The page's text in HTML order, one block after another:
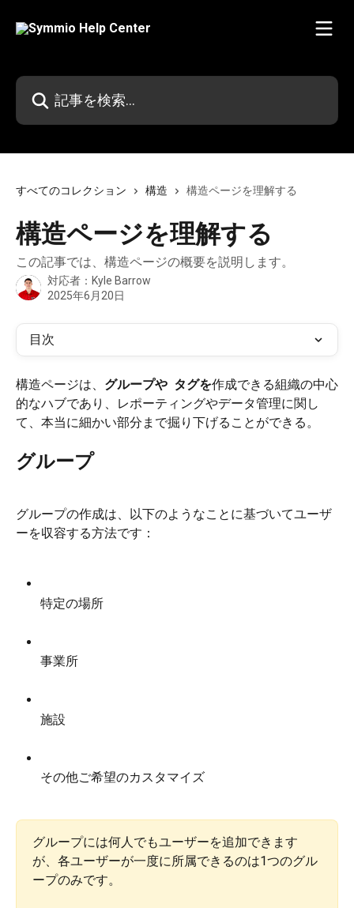
記事を検索...
すべてのコレクション 構造 構造ページを理解する
構造ページを理解する
この記事では、構造ページの概要を説明します。
対応者： Kyle Barrow
2025年6月20日
目次
構造ページは、 グループや タグを作成できる組織の中心
的なハブであり、レポーティングやデータ管理に関し
て、本当に細かい部分まで掘り下げることができる。
グループ
グループの作成は、以下のようなことに基づいてユーザ
ーを収容する方法です：
特定の場所
事業所
施設
その他ご希望のカスタマイズ
グループには何人でもユーザーを追加できます
が、各ユーザーが一度に所属できるのは1つのグル
ープのみです。